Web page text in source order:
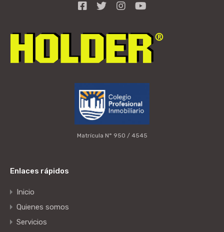
Matrícula N° 950 / 4545
Enlaces rápidos
Inicio
Quienes somos
Servicios